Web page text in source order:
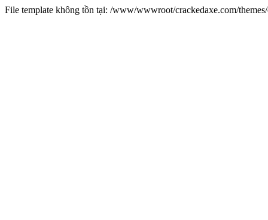
File template không tồn tại: /www/wwwroot/crackedaxe.com/